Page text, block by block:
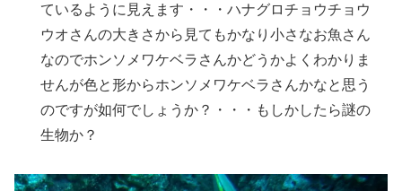
ているように見えます・・・ハナグロチョウチョウ
ウオさんの大きさから見てもかなり小さなお魚さん
なのでホンソメワケベラさんかどうかよくわかりま
せんが色と形からホンソメワケベラさんかなと思う
のですが如何でしょうか？・・・もしかしたら謎の
生物か？